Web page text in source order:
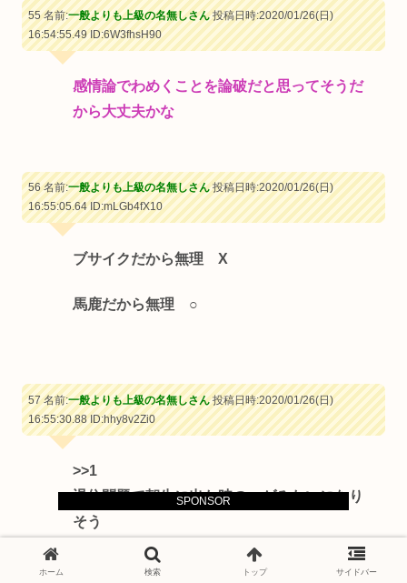
SPONSOR
55 名前:一般よりも上級の名無しさん投稿日時:2020/01/26(日)
16:54:55.49ID:6W3fhsH90
感情論でわめくことを論破だと思ってそうだ
から大丈夫かな
56 名前:一般よりも上級の名無しさん投稿日時:2020/01/26(日)
16:55:05.64ID:mLGb4fX10
ブサイクだから無理 X
馬鹿だから無理 ○
57 名前:一般よりも上級の名無しさん投稿日時:2020/01/26(日)
16:55:30.88ID:hhy8v2Zi0
>>1
退位問題で朝生に出た時のハゲみたいになり
そう
ホーム 検索 トップ サイドバー